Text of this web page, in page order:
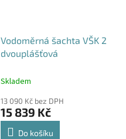
Vodoměrná šachta VŠK 2
dvouplášťová
Skladem
13 090 Kč bez DPH
15 839 Kč
Do košíku